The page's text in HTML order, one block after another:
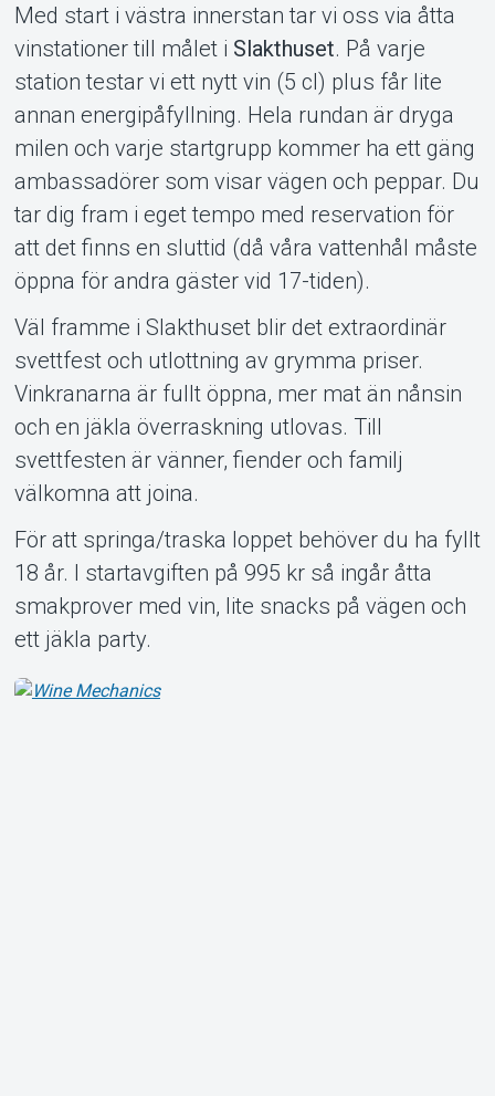
Om Tickster
Med start i västra innerstan tar vi oss via åtta
vinstationer till målet i Slakthuset. På varje
station testar vi ett nytt vin (5 cl) plus får lite
annan energipåfyllning. Hela rundan är dryga
milen och varje startgrupp kommer ha ett gäng
ambassadörer som visar vägen och peppar. Du
tar dig fram i eget tempo med reservation för
att det finns en sluttid (då våra vattenhål måste
öppna för andra gäster vid 17-tiden).
Väl framme i Slakthuset blir det extraordinär
svettfest och utlottning av grymma priser.
Vinkranarna är fullt öppna, mer mat än nånsin
och en jäkla överraskning utlovas. Till
svettfesten är vänner, fiender och familj
välkomna att joina.
För att springa/traska loppet behöver du ha fyllt
18 år. I startavgiften på 995 kr så ingår åtta
smakprover med vin, lite snacks på vägen och
ett jäkla party.